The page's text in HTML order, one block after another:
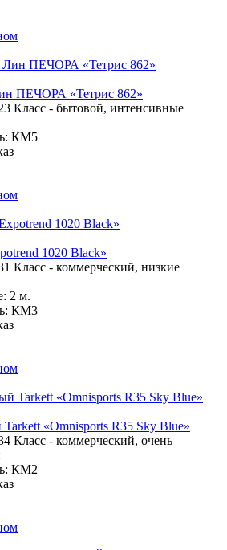
ПЕЧОРА «Тетрис 862»
Класс - бытовой, интенсивные
КМ5
1020 Black»
Класс - коммерческий, низкие
2 м.
КМ3
«Omnisports R35 Sky Blue»
Класс - коммерческий, очень
КМ2